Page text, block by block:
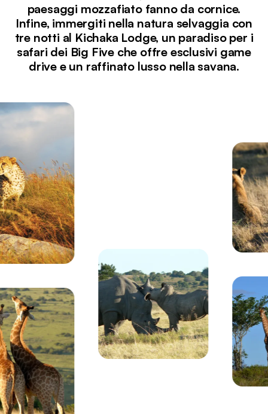
paesaggi mozzafiato fanno da cornice.
Infine, immergiti nella natura selvaggia con
tre notti al Kichaka Lodge, un paradiso per i
safari dei Big Five che offre esclusivi game
drive e un raffinato lusso nella savana.